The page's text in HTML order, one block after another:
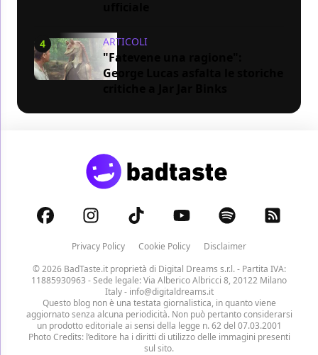
4 ARTICOLI
"Fatevene una ragione":
George Lucas asfalta le storiche
Privacy Policy Cookie Policy
Disclaimer
© 2026 BadTaste.it proprietà di Digital Dreams s.r.l.- Partita IVA:
11885930963 - Sede legale: Via Alberico Albricci 8, 20122 Milano
Italy - info@digitaldreams.it
Questo blog non è una testata giornalistica, in quanto viene
aggiornato senza alcuna periodicità. Non può pertanto considerarsi
un prodotto editoriale ai sensi della legge n. 62 del 07.03.2001
Photo Credits: l’editore ha i diritti di utilizzo delle immagini presenti
sul sito.